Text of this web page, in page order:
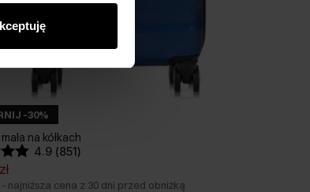
-30%
na kółkach
4.9 (851)
- najniższa cena z 30 dni przed obniżką